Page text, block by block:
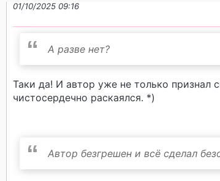
01/10/2025 09:16
А разве нет?
Таки да! И автор уже не только признал
чистосердечно раскаялся. *)
Автор безгрешен и всë сделал